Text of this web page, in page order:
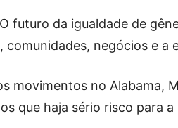
futuro da igualdade de
comunidades, negócios e a
movimentos no Alabama,
que haja sério risco para a